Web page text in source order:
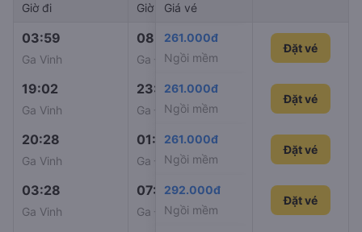
Giờ đi Giờ đếnGiá vé
03:59
Ga Vinh
08:20
Ga Đồng Hới
SE11
261.000đ
Ngồi mềm
Đặt vé
19:02
Ga Vinh
23:45
Ga Đồng Hới
SE9
261.000đ
Ngồi mềm
Đặt vé
20:28
Ga Vinh
01:28
Ga Đồng Hới
SE23
261.000đ
Ngồi mềm
Đặt vé
03:28
Ga Vinh
07:21
Ga Đồng Hới
SE1
292.000đ
Ngồi mềm
Đặt vé